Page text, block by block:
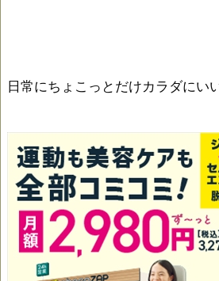
日常にちょこっとだけカラダにい